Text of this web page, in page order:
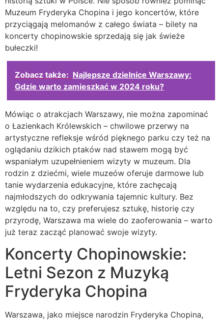
Muzeum Fryderyka Chopina i jego koncertów, które
przyciągają melomanów z całego świata – bilety na
koncerty chopinowskie sprzedają się jak świeże
bułeczki!
Zobacz także: Najlepsze dzielnice Warszawy:
Gdzie warto zamieszkać w 2024 roku?
Mówiąc o atrakcjach Warszawy, nie można zapominać
o Łazienkach Królewskich – chwilowe przerwy na
artystyczne refleksje wśród pięknego parku czy też na
oglądaniu dzikich ptaków nad stawem mogą być
wspaniałym uzupełnieniem wizyty w muzeum. Dla
rodzin z dziećmi, wiele muzeów oferuje darmowe lub
tanie wydarzenia edukacyjne, które zachęcają
najmłodszych do odkrywania tajemnic kultury. Bez
względu na to, czy preferujesz sztukę, historię czy
przyrodę, Warszawa ma wiele do zaoferowania – warto
już teraz zacząć planować swoje wizyty.
Koncerty Chopinowskie:
Letni Sezon z Muzyką
Fryderyka Chopina
Warszawa, jako miejsce narodzin Fryderyka Chopina,